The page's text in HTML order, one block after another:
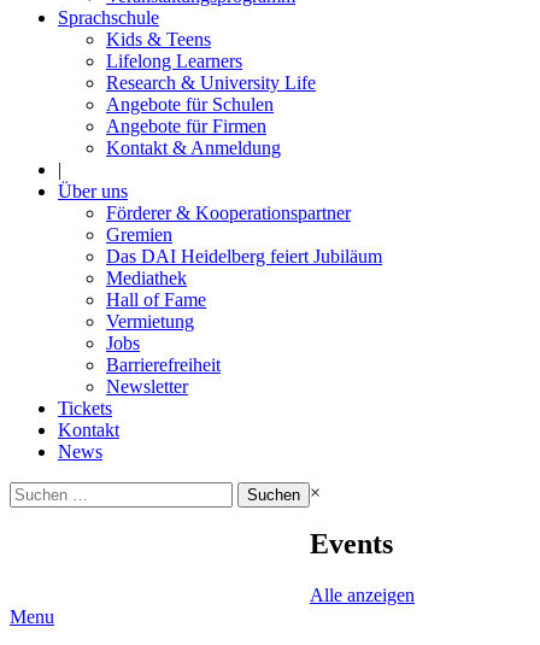
Sprachschule
Kids & Teens
Lifelong Learners
Research & University Life
Angebote für Schulen
Angebote für Firmen
Kontakt & Anmeldung
|
Über uns
Förderer & Kooperationspartner
Gremien
Das DAI Heidelberg feiert Jubiläum
Mediathek
Hall of Fame
Vermietung
Jobs
Barrierefreiheit
Newsletter
Tickets
Kontakt
News
Suchen
nach:
×
Events
Alle anzeigen
Menu